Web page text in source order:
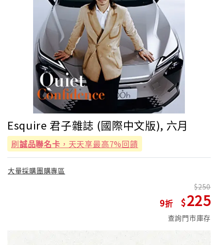
Esquire 君子雜誌 (國際中文版), 六月
刷誠品聯名卡 ，天天享最高7%回饋
大量採購團購專區
9
250
225
查詢門市庫存